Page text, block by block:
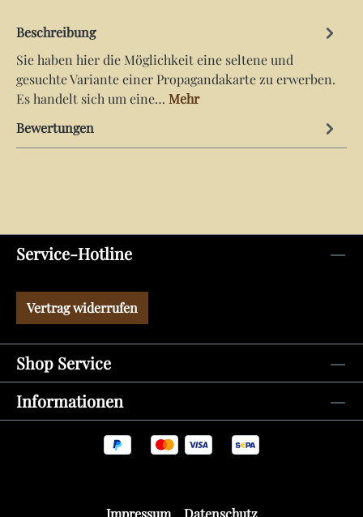
Beschreibung
Sie haben hier die Möglichkeit eine seltene und
gesuchte Variante einer Propagandakarte zu erwerben.
Es handelt sich um eine… Mehr
Bewertungen
Service-Hotline
Vertrag widerrufen
Shop Service
Informationen
Impressum Datenschutz